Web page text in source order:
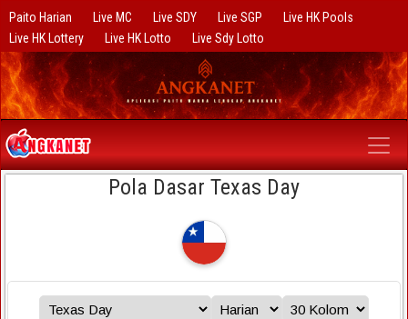
Paito Harian Live MC Live SDY Live SGP
Live HK Pools
Live HK Lottery
Live HK Lotto Live Sdy Lotto
Pola Dasar Texas Day